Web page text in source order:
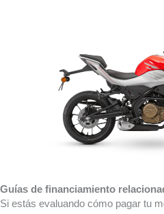
Guías de financiamiento
Si estás evaluando cómo pagar tu